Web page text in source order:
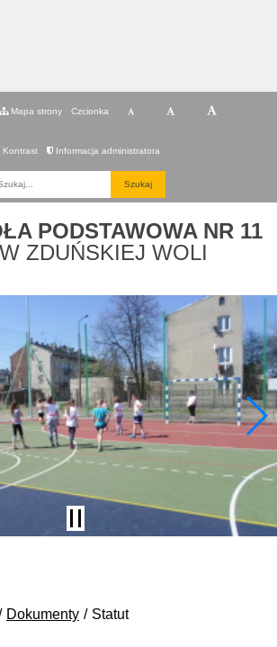
Mapa strony Czcionka
Kontrast Informacja administratora
PODSTAWOWA NR 11
W ZDUŃSKIEJ WOLI
Dokumenty Statut